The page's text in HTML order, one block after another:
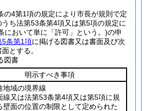
の4第1項の規定により市長が規則で定
ち法第53条第4項又は第5項の規定に
において単に「許可」という。)の申
5条第1項に掲げる図書又は書面及び次
とする。
図書
明示すべき事項
域の境界線
又は法第53条第4項又は第5項に規
壁面の位置の制限として定められた